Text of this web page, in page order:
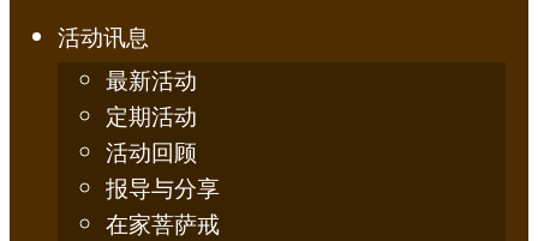
活动讯息
最新活动
定期活动
活动回顾
报导与分享
在家菩萨戒